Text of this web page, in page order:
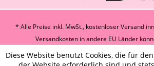
* Alle Preise inkl. MwSt., kostenloser Versand
Versandkosten in andere EU Länder
Diese Website benutzt Cookies, die für